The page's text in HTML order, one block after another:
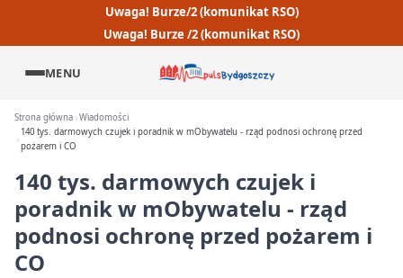
Uwaga! Burze/2 (komunikat RSO)
Uwaga! Burze /2 (komunikat RSO)
MENU
Strona główna Wiadomości
140 tys. darmowych czujek i poradnik w mObywatelu - rząd podnosi ochronę przed
pożarem i CO
140 tys. darmowych czujek i
poradnik w mObywatelu - rząd
podnosi ochronę przed pożarem i
CO